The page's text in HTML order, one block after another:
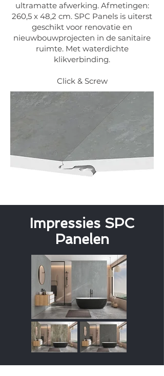
ultramatte afwerking. Afmetingen:
260,5 x 48,2 cm. SPC Panels is uiterst
geschikt voor renovatie en
nieuwbouwprojecten in de sanitaire
ruimte. Met waterdichte
klikverbinding.
Click & Screw
Impressies SPC
Panelen